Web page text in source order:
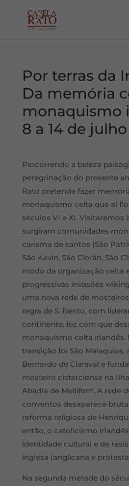
Por terras da
Da memória
monaquismo
8 a 14 de
Percorrendo a beleza
peregrinação do presente
Rato pretende fazer
monaquismo celta que aí
séculos VI e XI. Visitaremos
surgiram comunidades
carisma de santos (São
São Kevin, São Ciorán, São
modo da organização celta
progressivas invasões
uma nova rede de
regra de S. Bento, com
continente, fez com que
monaquismo celta irlandês.
transição foi São Malaquias,
Bernardo de Claraval e
mosteiro cisterciense na
Abadia de Mellifont. A rede
conventos desaparece
reforma religiosa de
então, o catolicismo
identidade cultural e de
inglesa (anglicana e
Na segunda metade do